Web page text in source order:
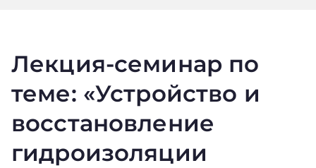
Лекция-семинар по
теме: «Устройство и
восстановление
гидроизоляции